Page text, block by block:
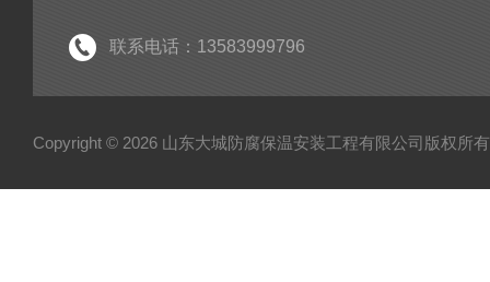
联系电话：13583999796
Copyright © 2026 山东大城防腐保温安装工程有限公司版权所